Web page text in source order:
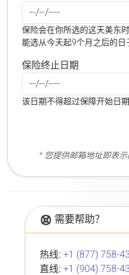
保险会在你所选的这天美东
能选从今天起9个月之后的日
保险终止日期
该日期不得超过保障开始日
* 您提供邮箱地址即表
需要帮助？
热线: +1 (877) 758-
直线: +1 (904) 758-